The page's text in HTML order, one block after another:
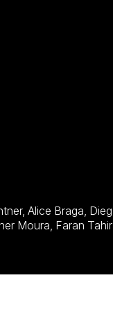
Carly Pope, Talisa Soto, Sharlto Copley, Wagner Moura, Faran Tahir